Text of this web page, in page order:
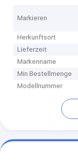
Markieren
Herkunftsort
Lieferzeit
Markenname
Min Bestellmenge
Modellnummer